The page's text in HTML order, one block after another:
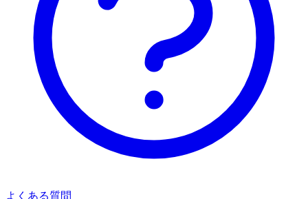
よくある質問